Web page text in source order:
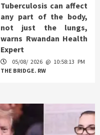
Tuberculosis can affect
any part of the body,
not just the lungs,
warns Rwandan Health
Expert
05/08/ 2026 @ 10:58:13 PM
THE BRIDGE. RW